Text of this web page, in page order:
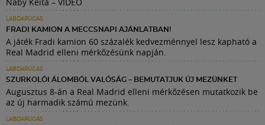
Naby Keita – VIDEÓ
LABDARÚGÁS
FRADI KAMION A MECCSNAPI AJÁNLATBAN!
A játék Fradi kamion 60 százalék kedvezménnyel lesz kapható a
Real Madrid elleni mérkőzésünk napján.
LABDARÚGÁS
SZURKOLÓI ÁLOMBÓL VALÓSÁG – BEMUTATJUK ÚJ MEZÜNKET
Augusztus 8-án a Real Madrid elleni mérkőzésen mutatkozik be
az új harmadik számú mezünk.
LABDARÚGÁS